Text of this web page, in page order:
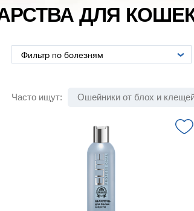
ДЛЯ
Часто ищут: Ошейники от блох и